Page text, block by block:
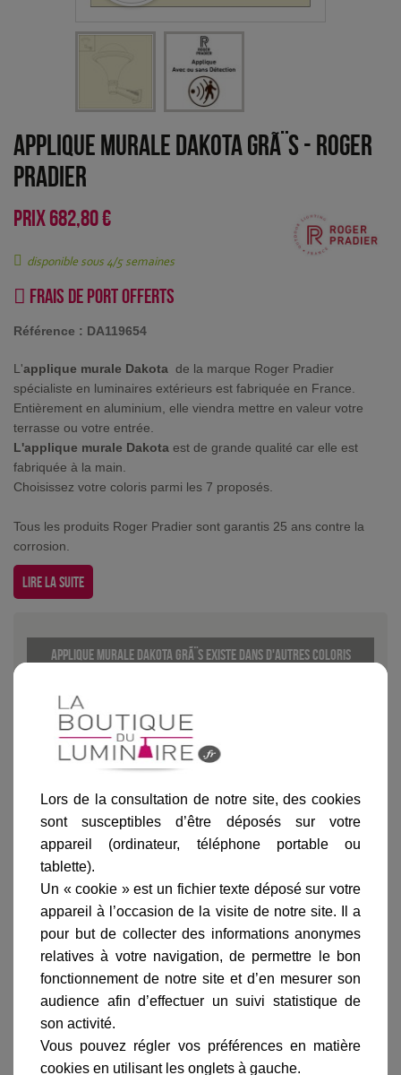
Applique murale Dakota GrÃ¨s- Roger
Pradier
PRIX682,80 €
disponible sous 4/5 semaines
Frais de port offerts
Référence : DA119654
L'applique murale Dakota de la marque Roger Pradier
spécialiste en luminaires extérieurs est fabriquée en France.
Entièrement en aluminium, elle viendra mettre en valeur votre
terrasse ou votre entrée.
L'applique murale Dakota est de grande qualité car elle est
fabriquée à la main.
Choisissez votre coloris parmi les 7 proposés.
Tous les produits Roger Pradier sont garantis 25 ans contre la
corrosion.
Lire la suite
Applique murale Dakota GrÃ¨s existe dans d'autres coloris
Blanc
Gris
anthracite
marque
Lors de la consultation de notre site, des cookies
sont susceptibles d’être déposés sur votre
appareil (ordinateur, téléphone portable ou
tablette).
Un « cookie » est un fichier texte déposé sur votre
appareil à l’occasion de la visite de notre site. Il a
pour but de collecter des informations anonymes
relatives à votre navigation, de permettre le bon
fonctionnement de notre site et d’en mesurer son
audience afin d’effectuer un suivi statistique de
son activité.
Vous pouvez régler vos préférences en matière
cookies en utilisant les onglets à gauche.